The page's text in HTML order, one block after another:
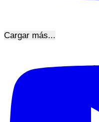
Cargar más...